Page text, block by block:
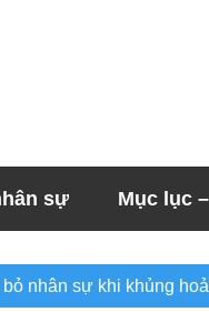
sự Mục lục
nhân sự khi khủng